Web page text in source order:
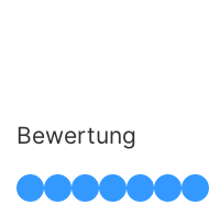
Bewertung